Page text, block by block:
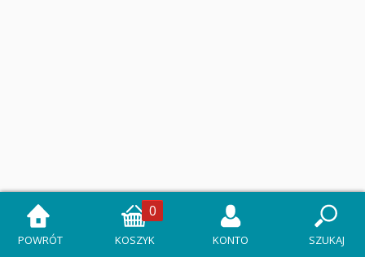
POWRÓT
0
KOSZYK KONTO SZUKAJ